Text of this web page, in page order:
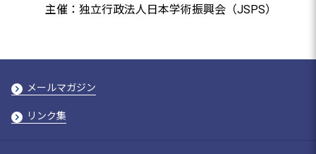
主催：独立行政法人日本学術振興会（JSPS）
メールマガジン
リンク集